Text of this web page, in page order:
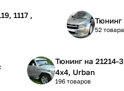
52 товара
Тюнинг на 21214-31-21 Нива
4х4, Urban
196 товаров